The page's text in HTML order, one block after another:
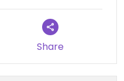
Share